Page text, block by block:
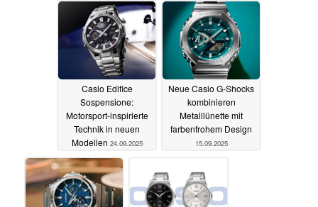
Casio Edifice
Sospensione:
Motorsport-inspirierte
Technik in neuen
Modellen 24.09.2025
Neue Casio G-Shocks
kombinieren
Metalllünette mit
farbenfrohem Design
15.09.2025